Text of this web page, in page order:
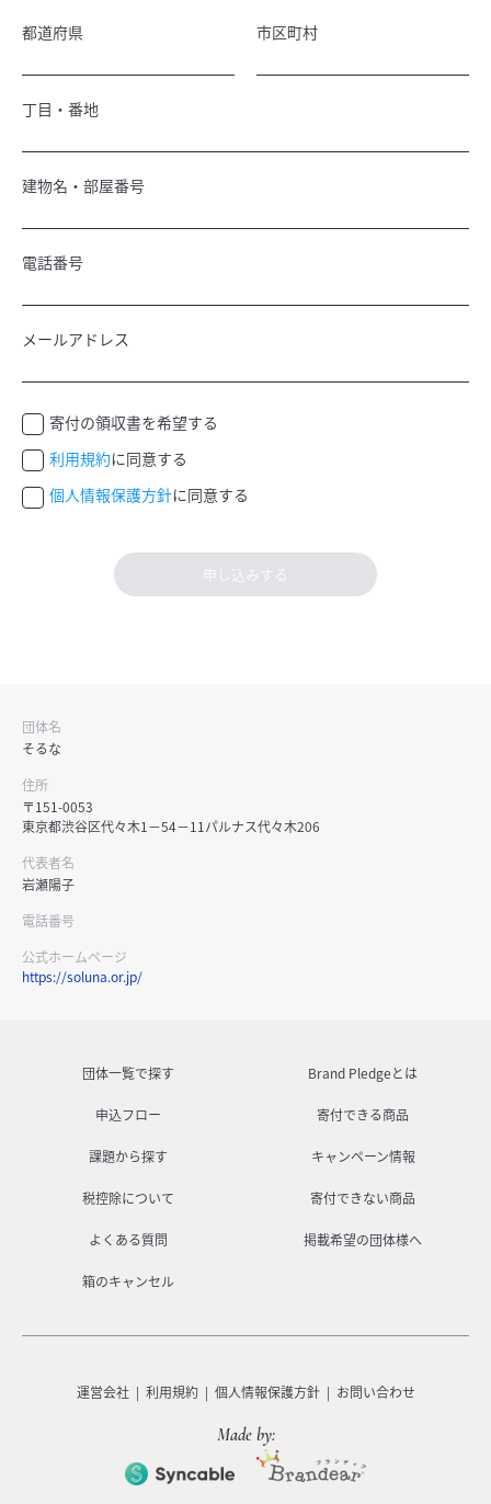
都道府県 市区町村
丁目・番地
建物名・部屋番号
電話番号
メールアドレス
寄付の領収書を希望する
利用規約に同意する
個人情報保護方針に同意する
申し込みする
団体名
そるな
住所
〒151-0053
東京都渋谷区代々木1−54−11パルナス代々木206
代表者名
岩瀬陽子
電話番号
公式ホームページ
https://soluna.or.jp/
団体一覧で探す Brand Pledgeとは
申込フロー 寄付できる商品
課題から探す キャンペーン情報
税控除について 寄付できない商品
よくある質問 掲載希望の団体様へ
箱のキャンセル
運営会社 利用規約 個人情報保護方針 お問い合わせ
Made by: